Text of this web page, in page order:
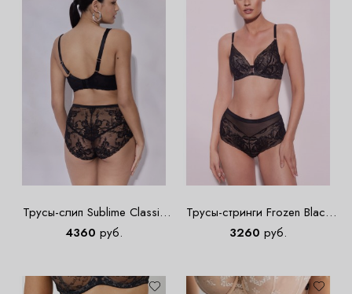
Трусы-слип Sublime Classic
Black
4360 руб.
Трусы-стринги Frozen Black
Stringi Classic
3260 руб.